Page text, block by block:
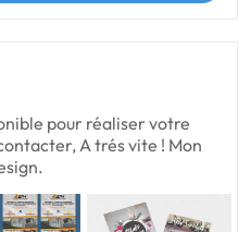
pour réaliser votre
A trés vite ! Mon